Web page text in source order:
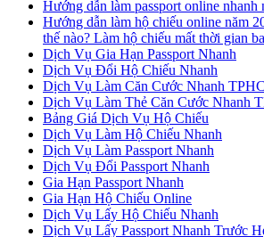
Hướng dẫn làm passport online nhanh
Hướng dẫn làm hộ chiếu online năm
thế nào? Làm hộ chiếu mất thời gian
Dịch Vụ Gia Hạn Passport Nhanh
Dịch Vụ Đổi Hộ Chiếu Nhanh
Dịch Vụ Làm Căn Cước Nhanh
Dịch Vụ Làm Thẻ Căn Cước Nhanh
Bảng Giá Dịch Vụ Hộ Chiếu
Dịch Vụ Làm Hộ Chiếu Nhanh
Dịch Vụ Làm Passport Nhanh
Dịch Vụ Đổi Passport Nhanh
Gia Hạn Passport Nhanh
Gia Hạn Hộ Chiếu Online
Dịch Vụ Lấy Hộ Chiếu Nhanh
Dịch Vụ Lấy Passport Nhanh Trước